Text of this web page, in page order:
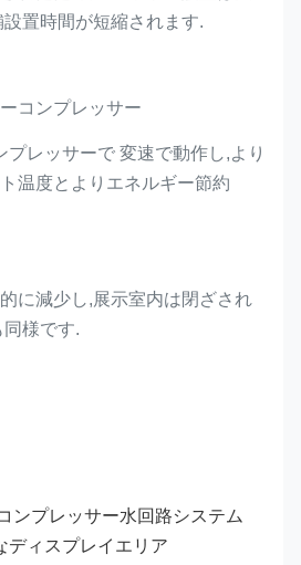
置時間が短縮されます.
コンプレッサー
プレッサーで 変速で動作し,より
温度とよりエネルギー節約
に減少し,展示室内は閉ざされ
様です.
ンプレッサー水回路システム
ィスプレイエリア